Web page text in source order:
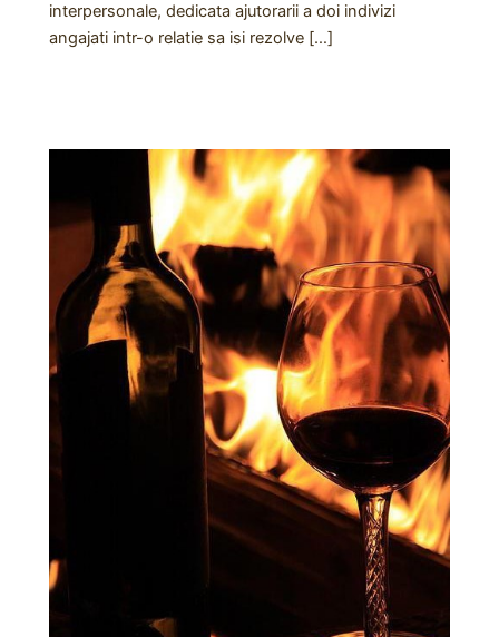
interpersonale, dedicata ajutorarii a doi indivizi
angajati intr-o relatie sa isi rezolve […]